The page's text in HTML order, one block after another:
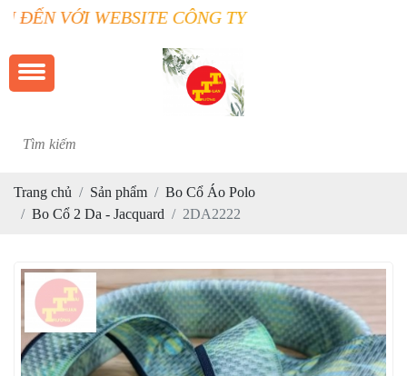
CÔNG TY TRƯỜNG THUẬN TÀI
Trang chủ Sản phẩm
Bo Cổ Áo Polo
Bo Cổ 2 Da - Jacquard
2DA2222